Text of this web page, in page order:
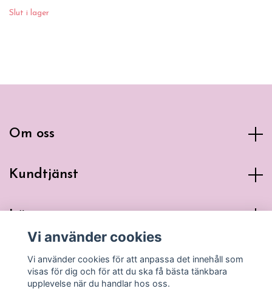
Slut i lager
Om oss
Kundtjänst
Läs mer
Sociala medier
Vi använder cookies
Vi använder cookies för att anpassa det innehåll som
visas för dig och för att du ska få bästa tänkbara
upplevelse när du handlar hos oss.